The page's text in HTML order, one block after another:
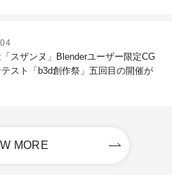
スザンヌ」Blenderユーザー限定CG
スト「b3d創作祭」五回目の開催が
MORE